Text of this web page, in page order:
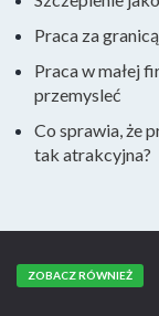
Praca za
Praca w małej
przemysleć
Co sprawia, że
tak atrakcyjna?
ZOBACZ RÓWNIEŻ